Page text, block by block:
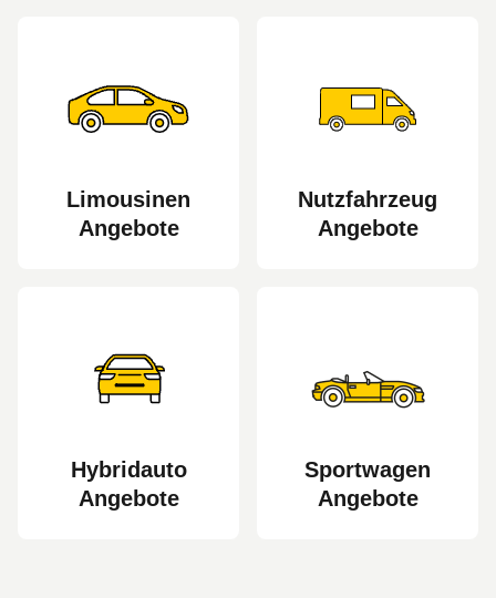
Limousinen
Angebote
Nutzfahrzeug
Angebote
Hybridauto
Angebote
Sportwagen
Angebote